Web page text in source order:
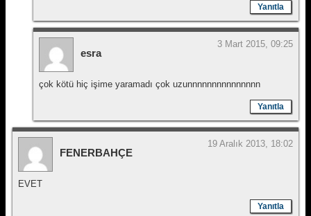
Yanıtla
esra
3 Mart 2015, 09:25
çok kötü hiç işime yaramadı çok uzunnnnnnnnnnnnnnn
Yanıtla
FENERBAHÇE
19 Aralık 2013, 18:02
EVET
Yanıtla